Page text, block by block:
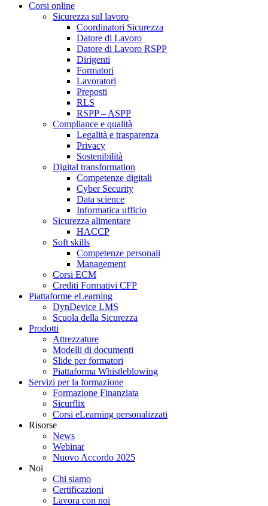
Corsi online
Sicurezza sul lavoro
Coordinatori Sicurezza
Datore di Lavoro
Datore di Lavoro RSPP
Dirigenti
Formatori
Lavoratori
Preposti
RLS
RSPP – ASPP
Compliance e qualità
Legalità e trasparenza
Privacy
Sostenibilità
Digital transformation
Competenze digitali
Cyber Security
Data science
Informatica ufficio
Sicurezza alimentare
HACCP
Soft skills
Competenze personali
Management
Corsi ECM
Crediti Formativi CFP
Piattaforme eLearning
DynDevice LMS
Scuola della Sicurezza
Prodotti
Attrezzature
Modelli di documenti
Slide per formatori
Piattaforma Whistleblowing
Servizi per la formazione
Formazione Finanziata
Sicurflix
Corsi eLearning personalizzati
Risorse
News
Webinar
Nuovo Accordo 2025
Noi
Chi siamo
Certificazioni
Lavora con noi